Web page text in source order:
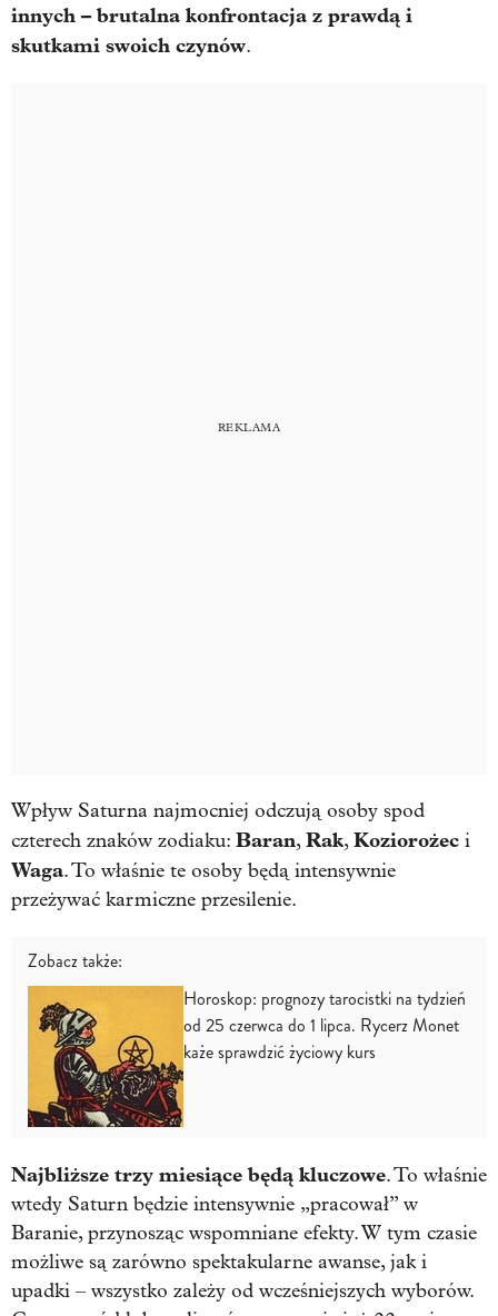
innych – brutalna konfrontacja z prawdą i
skutkami swoich czynów.
Wpływ Saturna najmocniej odczują osoby spod
czterech znaków zodiaku: Baran,Rak,Koziorożec i
Waga. To właśnie te osoby będą intensywnie
przeżywać karmiczne przesilenie.
Zobacz także:
Horoskop: prognozy tarocistki na tydzień
od 25 czerwca do 1 lipca. Rycerz Monet
każe sprawdzić życiowy kurs
Najbliższe trzy miesiące będą kluczowe. To właśnie
wtedy Saturn będzie intensywnie „pracował” w
Baranie, przynosząc wspomniane efekty. W tym czasie
możliwe są zarówno spektakularne awanse, jak i
upadki – wszystko zależy od wcześniejszych wyborów.